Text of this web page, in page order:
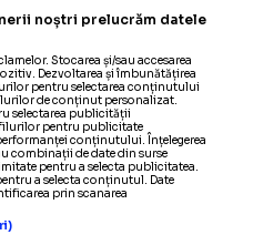
noștri prelucrăm datele
Stocarea și/sau accesarea
Dezvoltarea și îmbunătățirea
pentru selectarea conținutului
de conținut personalizat.
selectarea publicității
pentru publicitate
conținutului. Înțelegerea
combinații de date din surse
pentru a selecta publicitatea.
a selecta conținutul. Date
prin scanarea